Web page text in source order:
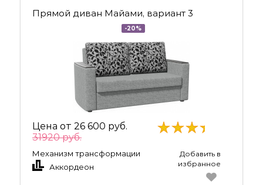
Прямой диван Майами, вариант 3
-20%
Цена от 26 600 руб.
31920 руб.
Механизм трансформации
Аккордеон
Добавить в
избранное